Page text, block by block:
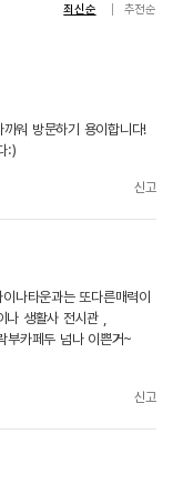
최신순 추천순
워 방문하기 용이합니다!
:)
신고
나타운과는 또다른매력이
생활사 전시관 ,
부카페두 넘나 이쁜거~
신고